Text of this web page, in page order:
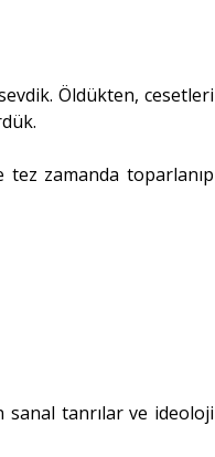
Öldükten, cesetleri
tez zamanda toparlanıp
tanrılar ve ideoloji